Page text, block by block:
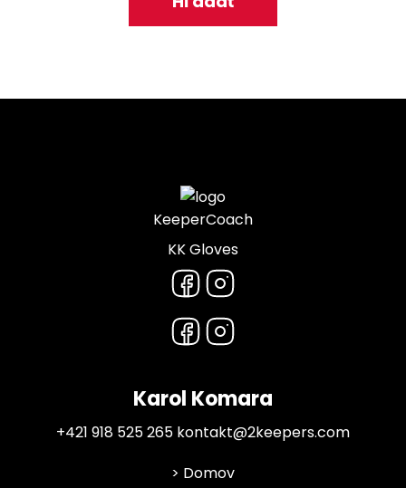
KeeperCoach
KK Gloves
Karol Komara
+421 918 525 265 kontakt@2keepers.com
Domov